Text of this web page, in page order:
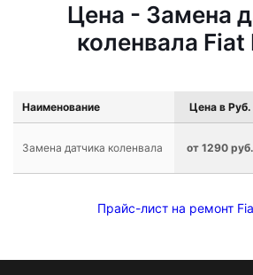
Цена - Замена
коленвала Fiat
Наименование Цена в Руб.
Замена датчика коленвала от 1290 руб.
Прайс-лист на ремонт